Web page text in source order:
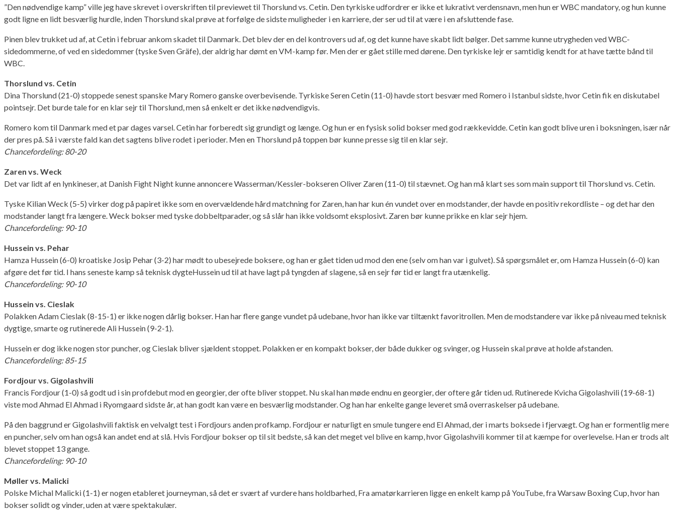
”Den nødvendige kamp” ville jeg have skrevet i overskriften til previewet til Thorslund vs. Cetin. Den tyrkiske udfordrer er ikke et lukrativt verdensnavn, men hun er WBC mandatory, og hun kunne
godt ligne en lidt besværlig hurdle, inden Thorslund skal prøve at forfølge de sidste muligheder i en karriere, der ser ud til at være i en afsluttende fase.
Pinen blev trukket ud af, at Cetin i februar ankom skadet til Danmark. Det blev der en del kontrovers ud af, og det kunne have skabt lidt bølger. Det samme kunne utrygheden ved WBC-
sidedommerne, of ved en sidedommer (tyske Sven Gräfe), der aldrig har dømt en VM-kamp før. Men der er gået stille med dørene. Den tyrkiske lejr er samtidig kendt for at have tætte bånd til
WBC.
Thorslund vs. Cetin
Dina Thorslund (21-0) stoppede senest spanske Mary Romero ganske overbevisende. Tyrkiske Seren Cetin (11-0) havde stort besvær med Romero i Istanbul sidste, hvor Cetin fik en diskutabel
pointsejr. Det burde tale for en klar sejr til Thorslund, men så enkelt er det ikke nødvendigvis.
Romero kom til Danmark med et par dages varsel. Cetin har forberedt sig grundigt og længe. Og hun er en fysisk solid bokser med god rækkevidde. Cetin kan godt blive uren i boksningen, især når
der pres på. Så i værste fald kan det sagtens blive rodet i perioder. Men en Thorslund på toppen bør kunne presse sig til en klar sejr.
Chancefordeling: 80-20
Zaren vs. Weck
Det var lidt af en lynkineser, at Danish Fight Night kunne annoncere Wasserman/Kessler-bokseren Oliver Zaren (11-0) til stævnet. Og han må klart ses som main support til Thorslund vs. Cetin.
Tyske Kilian Weck (5-5) virker dog på papiret ikke som en overvældende hård matchning for Zaren, han har kun én vundet over en modstander, der havde en positiv rekordliste – og det har den
modstander langt fra længere. Weck bokser med tyske dobbeltparader, og så slår han ikke voldsomt eksplosivt. Zaren bør kunne prikke en klar sejr hjem.
Chancefordeling: 90-10
Hussein vs. Pehar
Hamza Hussein (6-0) kroatiske Josip Pehar (3-2) har mødt to ubesejrede boksere, og han er gået tiden ud mod den ene (selv om han var i gulvet). Så spørgsmålet er, om Hamza Hussein (6-0) kan
afgøre det før tid. I hans seneste kamp så teknisk dygteHussein ud til at have lagt på tyngden af slagene, så en sejr før tid er langt fra utænkelig.
Chancefordeling: 90-10
Hussein vs. Cieslak
Polakken Adam Cieslak (8-15-1) er ikke nogen dårlig bokser. Han har flere gange vundet på udebane, hvor han ikke var tiltænkt favoritrollen. Men de modstandere var ikke på niveau med teknisk
dygtige, smarte og rutinerede Ali Hussein (9-2-1).
Hussein er dog ikke nogen stor puncher, og Cieslak bliver sjældent stoppet. Polakken er en kompakt bokser, der både dukker og svinger, og Hussein skal prøve at holde afstanden.
Chancefordeling: 85-15
Fordjour vs. Gigolashvili
Francis Fordjour (1-0) så godt ud i sin profdebut mod en georgier, der ofte bliver stoppet. Nu skal han møde endnu en georgier, der oftere går tiden ud. Rutinerede Kvicha Gigolashvili (19-68-1)
viste mod Ahmad El Ahmad i Ryomgaard sidste år, at han godt kan være en besværlig modstander. Og han har enkelte gange leveret små overraskelser på udebane.
På den baggrund er Gigolashvili faktisk en velvalgt test i Fordjours anden profkamp. Fordjour er naturligt en smule tungere end El Ahmad, der i marts boksede i fjervægt. Og han er formentlig mere
en puncher, selv om han også kan andet end at slå. Hvis Fordjour bokser op til sit bedste, så kan det meget vel blive en kamp, hvor Gigolashvili kommer til at kæmpe for overlevelse. Han er trods alt
blevet stoppet 13 gange.
Chancefordeling: 90-10
Møller vs. Malicki
Polske Michal Malicki (1-1) er nogen etableret journeyman, så det er svært af vurdere hans holdbarhed, Fra amatørkarrieren ligge en enkelt kamp på YouTube, fra Warsaw Boxing Cup, hvor han
bokser solidt og vinder, uden at være spektakulær.